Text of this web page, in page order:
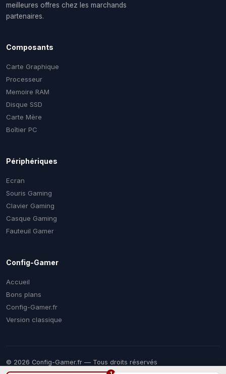
meilleures offres chez les marchands
partenaires.
Composants
Carte Graphique
Processeur
Memoire RAM
Disque SSD
Carte Mère
Boîtier PC
Périphériques
Ecran
Souris Gaming
Clavier Gaming
Casque Gaming
Fauteuil Gamer
Config-Gamer
Accueil
Bons plans
Config-Gamer.fr
Version classique
© 2026 Config-Gamer.fr — Tous droits réservés
Prix mis à jour régulièrement. Certains liens sont des liens